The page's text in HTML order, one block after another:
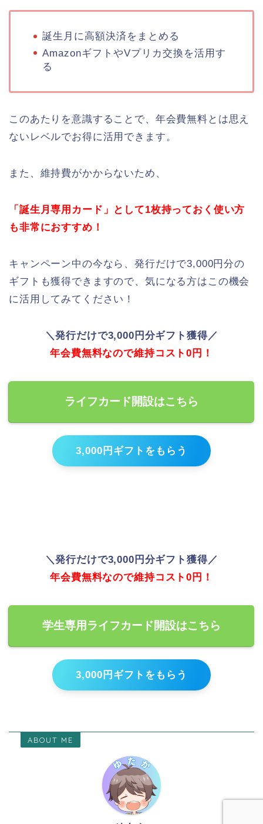
誕生月に高額決済をまとめる
AmazonギフトやVプリカ交換を活用す
る
このあたりを意識することで、年会費無料とは思え
ないレベルでお得に活用できます。
また、維持費がかからないため、
「誕生月専用カード」として1枚持っておく使い方
も非常におすすめ！
キャンペーン中の今なら、発行だけで3,000円分の
ギフトも獲得できますので、気になる方はこの機会
に活用してみてください！
＼発行だけで3,000円分ギフト獲得／
年会費無料なので維持コスト0円！
ライフカード開設はこちら
3,000円ギフトをもらう
＼発行だけで3,000円分ギフト獲得／
年会費無料なので維持コスト0円！
学生専用ライフカード開設はこちら
3,000円ギフトをもらう
ABOUT ME